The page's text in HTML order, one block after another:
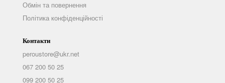
Обмін та повернення
Політика конфіденційності
Контакти
peroustore@ukr.net
067 200 50 25
099 200 50 25